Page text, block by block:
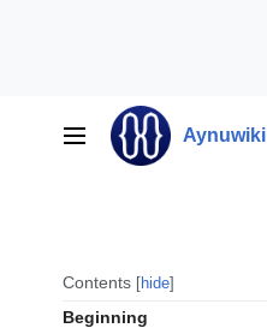
Main menu Aynuwiki
Contents hide
Beginning